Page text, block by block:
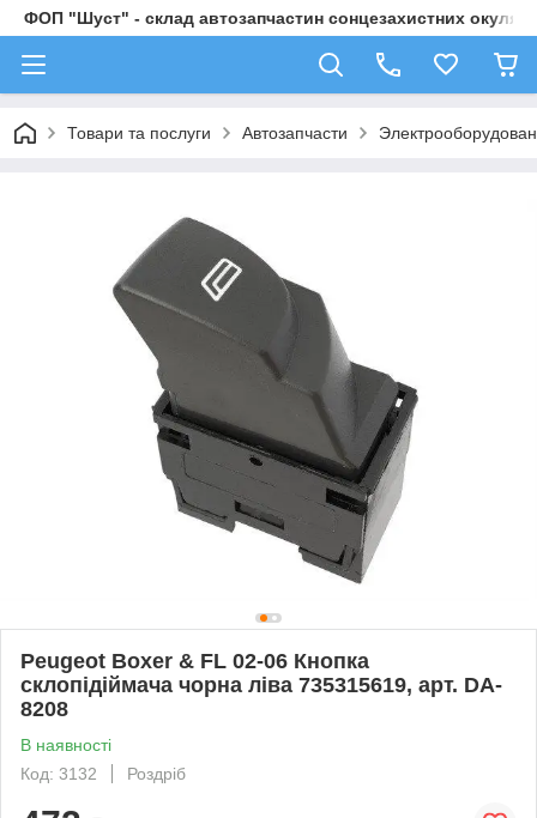
ФОП "Шуст" - склад автозапчастин сонцезахистних
Товари та послуги Автозапчасти
Peugeot Boxer & FL 02-06 Кнопка
склопідіймача чорна ліва 735315619, арт. DA-
8208
В наявності
Код: 3132
Роздріб